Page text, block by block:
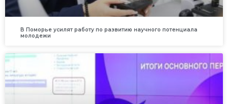
В Поморье усилят работу по развитию научного потенциала
молодежи